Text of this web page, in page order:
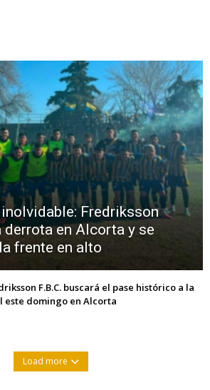
Fredriksson
derrota en Alcorta y se
frente en alto
F.B.C. buscará el pase histórico a la
este domingo en Alcorta
Load more